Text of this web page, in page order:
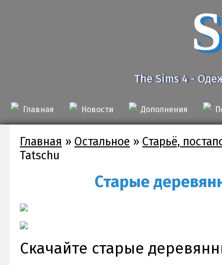
The Sims 4 -
Главная Новости Дополнения
Главная » Остальное » Старьё,
Tatschu
Старые
Скачайте старые